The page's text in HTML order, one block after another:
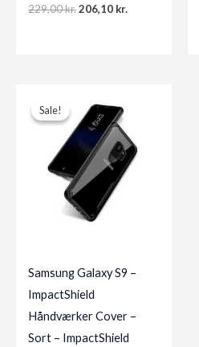
229,00kr.Original
206,10 kr.
Sale!
Sale!
Samsung Galaxy S9 –
ImpactShield
Håndværker Cover –
Sort – ImpactShield